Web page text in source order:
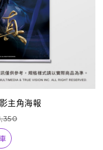
主角海報